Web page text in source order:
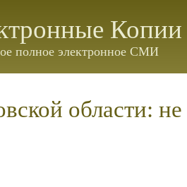
Копии
полное электронное СМИ
области: